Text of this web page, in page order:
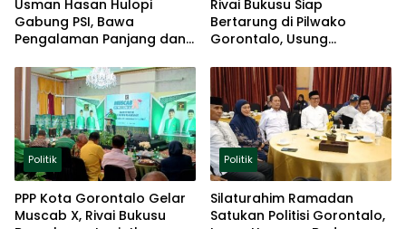
Usman Hasan Hulopi
Gabung PSI, Bawa
Pengalaman Panjang dan
Rivai Bukusu Siap
Bertarung di Pilwako
Gorontalo, Usung
Politik
Politik
PPP Kota Gorontalo Gelar
Muscab X, Rivai Bukusu
Politik
Silaturahim Ramadan
Satukan Politisi Gorontalo,